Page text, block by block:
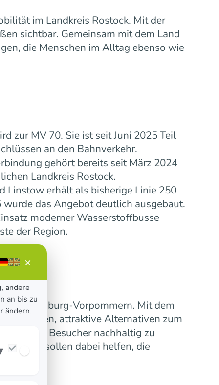
im Landkreis Rostock. Mit der
sichtbar. Gemeinsam mit dem Land
die Menschen im Alltag ebenso wie
zur MV 70. Sie ist seit Juni 2025 Teil
an den Bahnverkehr.
gehört bereits seit März 2024
Landkreis Rostock.
Linstow erhält als bisherige Linie 250
das Angebot deutlich ausgebaut.
moderner Wasserstoffbusse
der Region.
Mecklenburg-Vorpommern. Mit dem
verbinden, attraktive Alternativen zum
und Besucher nachhaltig zu
sollen dabei helfen, die
×
andere
an bis zu
ändern.